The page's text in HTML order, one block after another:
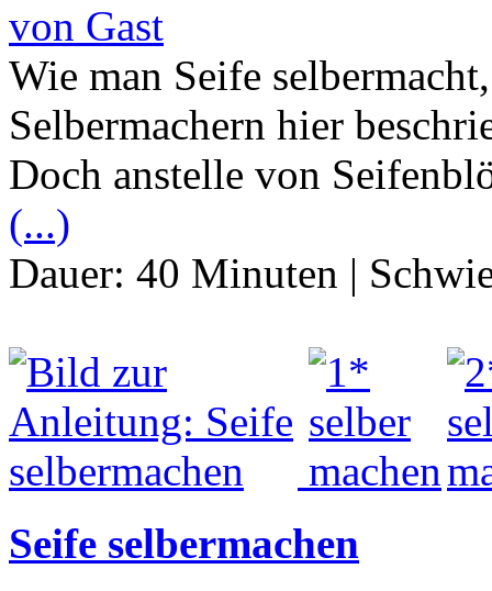
von Gast
Wie man Seife
Selbermachern hier
Doch anstelle von
(...)
Dauer: 40 Minuten |
Seife selbermachen